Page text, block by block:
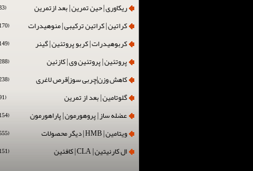
ریکاوری | حین تمرین | بعد ازتمرین (33)
کراتین | کراتین ترکیبی | منوهیدرات (170)
کربوهیدرات | کربو پروتئین | گینر (149)
پروتئین | پروتئین وی | کازئین (288)
کاهش وزن|چربی سوز|قرص لاغری (238)
گلوتامین | بعد از تمرین (91)
عضله ساز | پروهورمون | پاراهورمون (154)
ویتامین | HMB | دیگر محصولات (555)
ال کارنیتین | CLA | کافئین (151)